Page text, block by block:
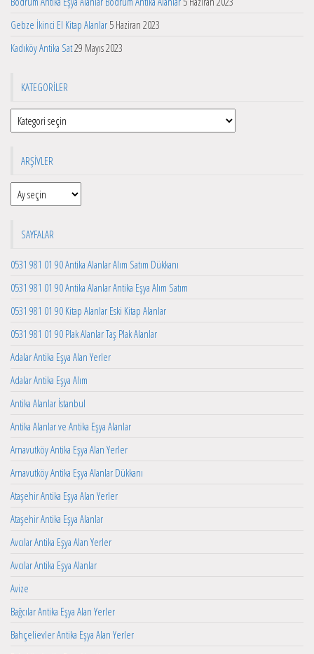
Gebze İkinci El Kitap Alanlar 5 Haziran 2023
Kadıköy Antika Sat29 Mayıs 2023
KATEGORILER
Kategoriler
ARŞIVLER
Arşivler
SAYFALAR
0531 981 01 90 Antika Alanlar Alım Satım Dükkanı
0531 981 01 90 Antika Alanlar Antika Eşya Alım Satım
0531 981 01 90 Kitap Alanlar Eski Kitap Alanlar
0531 981 01 90 Plak Alanlar Taş Plak Alanlar
Adalar Antika Eşya Alan Yerler
Adalar Antika Eşya Alım
Antika Alanlar İstanbul
Antika Alanlar ve Antika Eşya Alanlar
Arnavutköy Antika Eşya Alan Yerler
Arnavutköy Antika Eşya Alanlar Dükkanı
Ataşehir Antika Eşya Alan Yerler
Ataşehir Antika Eşya Alanlar
Avcılar Antika Eşya Alan Yerler
Avcılar Antika Eşya Alanlar
Avize
Bağcılar Antika Eşya Alan Yerler
Bahçelievler Antika Eşya Alan Yerler